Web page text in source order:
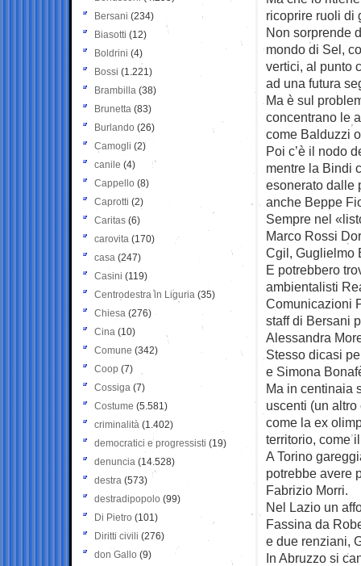
ricoprire ruoli di
Non sorprende
mondo di Sel,
vertici, al punto
ad una futura
Ma è sul
concentrano le
come Balduzzi
Poi c’è il nodo
mentre la Bindi
esonerato dalle
anche Beppe
Sempre nel
Marco Rossi
Cgil, Guglielmo
E potrebbero
ambientalisti
Comunicazioni
staff di Bersani
Alessandra
Stesso dicasi
e Simona
Ma in centinaia
uscenti (un
come la ex
territorio, come
A Torino
potrebbe avere
Fabrizio Morri.
Nel Lazio un
Fassina da
e due renziani,
In Abruzzo si
Bersani (234)
Biasotti (12)
Boldrini (4)
Bossi (1.221)
Brambilla (38)
Brunetta (83)
Burlando (26)
Camogli (2)
canile (4)
Cappello (8)
Caprotti (2)
Caritas (6)
carovita (170)
casa (247)
Casini (119)
Centrodestra in Liguria (35)
Chiesa (276)
Cina (10)
Comune (342)
Coop (7)
Cossiga (7)
Costume (5.581)
criminalità (1.402)
democratici e progressisti (19)
denuncia (14.528)
destra (573)
destradipopolo (99)
Di Pietro (101)
Diritti civili (276)
don Gallo (9)